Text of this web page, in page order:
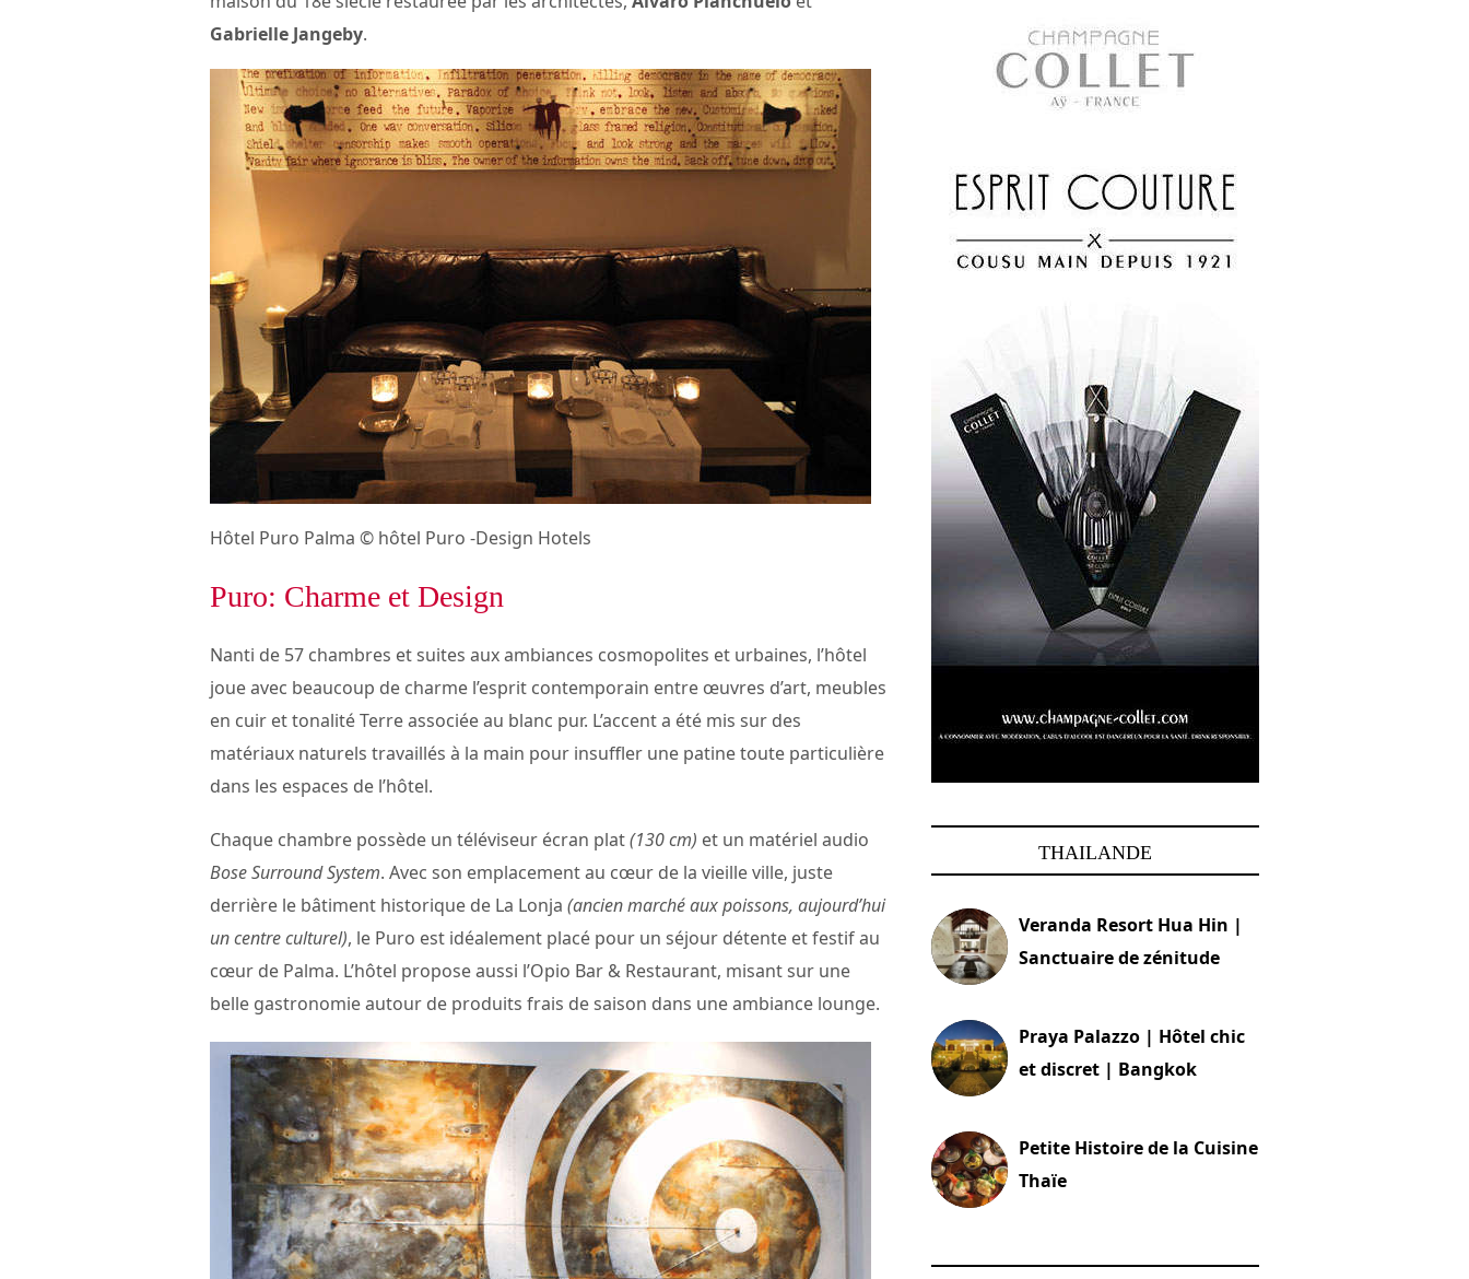
Gabrielle Jangeby.
Hôtel Puro Palma © hôtel Puro -Design Hotels
Puro: Charme et Design
Nanti de 57 chambres et suites aux ambiances cosmopolites et urbaines, l’hôtel
joue avec beaucoup de charme l’esprit contemporain entre œuvres d’art, meubles
en cuir et tonalité Terre associée au blanc pur. L’accent a été mis sur des
matériaux naturels travaillés à la main pour insuffler une patine toute particulière
dans les espaces de l’hôtel.
Chaque chambre possède un téléviseur écran plat(130 cm) et un matériel audio
Bose Surround System. Avec son emplacement au cœur de la vieille ville, juste
derrière le bâtiment historique de La Lonja (ancien marché aux poissons, aujourd’hui
un centre culturel), le Puro est idéalement placé pour un séjour détente et festif au
cœur de Palma. L’hôtel propose aussi l’Opio Bar & Restaurant, misant sur une
belle gastronomie autour de produits frais de saison dans une ambiance lounge.
THAILANDE
Veranda Resort Hua Hin |
Sanctuaire de zénitude
Praya Palazzo | Hôtel chic
et discret | Bangkok
Petite Histoire de la Cuisine
Thaïe